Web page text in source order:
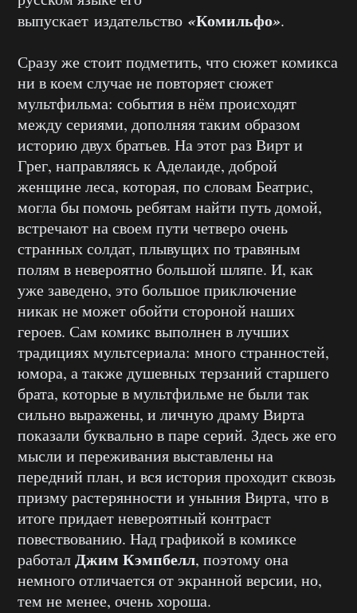
выпускает издательство «Комильфо».
Сразу же стоит подметить, что сюжет комикса
ни в коем случае не повторяет сюжет
мультфильма: события в нём происходят
между сериями, дополняя таким образом
историю двух братьев. На этот раз Вирт и
Грег, направляясь к Аделаиде, доброй
женщине леса, которая, по словам Беатрис,
могла бы помочь ребятам найти путь домой,
встречают на своем пути четверо очень
странных солдат, плывущих по травяным
полям в невероятно большой шляпе. И, как
уже заведено, это большое приключение
никак не может обойти стороной наших
героев. Сам комикс выполнен в лучших
традициях мультсериала: много странностей,
юмора, а также душевных терзаний старшего
брата, которые в мультфильме не были так
сильно выражены, и личную драму Вирта
показали буквально в паре серий. Здесь же его
мысли и переживания выставлены на
передний план, и вся история проходит сквозь
призму растерянности и уныния Вирта, что в
итоге придает невероятный контраст
повествованию. Над графикой в комиксе
работалДжим Кэмпбелл, поэтому она
немного отличается от экранной версии, но,
тем не менее, очень хороша.